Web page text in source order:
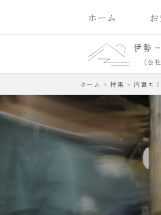
ホーム
ホーム >特集 > 内宮エ